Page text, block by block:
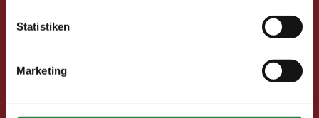
Statistiken
Marketing
Neuigkeiten
Club-News
Reisen